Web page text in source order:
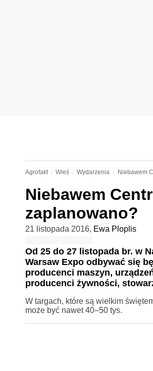
Agrofakt Wieś Wydarzenia Niebawem
Niebawem
zaplanowano?
21 listopada 2016, Ewa Ploplis
Od 25 do 27 listopada br. w
Warsaw Expo odbywać się
producenci maszyn,
producenci żywności,
W targach, które są wielkim
może być nawet 40–50 tys.